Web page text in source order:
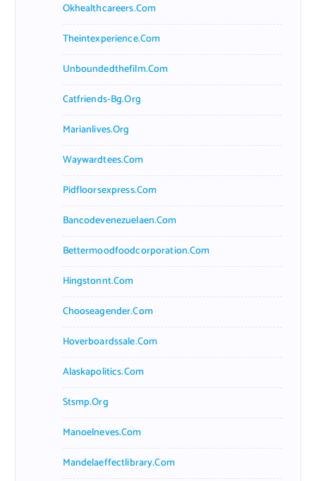
Okhealthcareers.com
Theintexperience.com
Unboundedthefilm.com
Catfriends-Bg.org
Marianlives.org
Waywardtees.com
Pidfloorsexpress.com
Bancodevenezuelaen.com
Bettermoodfoodcorporation.com
Hingstonnt.com
Chooseagender.com
Hoverboardssale.com
Alaskapolitics.com
Stsmp.org
Manoelneves.com
Mandelaeffectlibrary.com